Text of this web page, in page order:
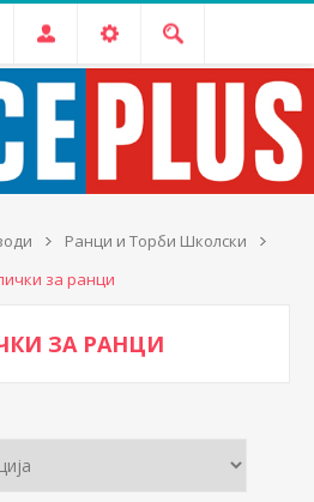
Ранци и Торби Школски
за ранци
ЗА РАНЦИ